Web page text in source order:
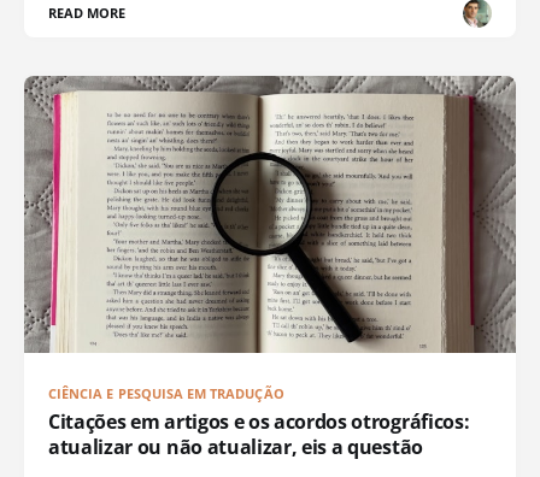
READ MORE
CIÊNCIA E PESQUISA EM TRADUÇÃO
Citações em artigos e os acordos otrográficos:
atualizar ou não atualizar, eis a questão